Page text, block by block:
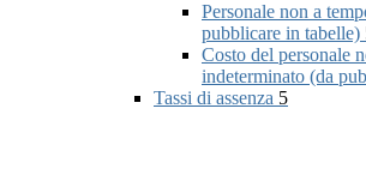
Personale non a
pubblicare in tabelle)
Costo del personale
indeterminato (da
Tassi di assenza 5